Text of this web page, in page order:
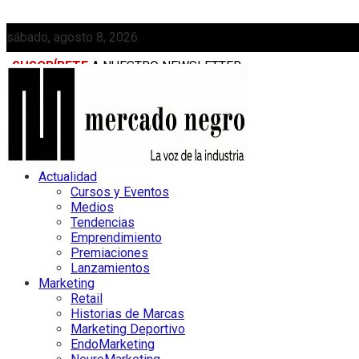
sábado, agosto 8, 2026
SUSCRÍBETE A NUESTRO NEWSLETTER
MEDIAKIT
Actualidad
Cursos y Eventos
Medios
Tendencias
Emprendimiento
Premiaciones
Lanzamientos
Marketing
Retail
Historias de Marcas
Marketing Deportivo
EndoMarketing